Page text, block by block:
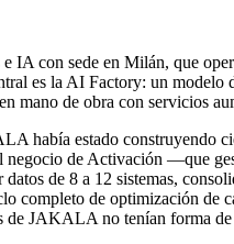
IA con sede en Milán, que
es la AI Factory: un
mano de obra con servicios
había estado construyendo
negocio de Activación —que
de 8 a 12 sistemas,
completo de optimización de
de JAKALA no tenían forma